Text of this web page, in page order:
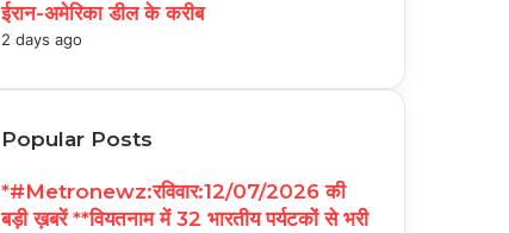
ईरान-अमेरिका डील के करीब
2 days ago
Popular Posts
*#Metronewz:रविवार:12/07/2026 की
बड़ी ख़बरें **वियतनाम में 32 भारतीय पर्यटकों से भरी